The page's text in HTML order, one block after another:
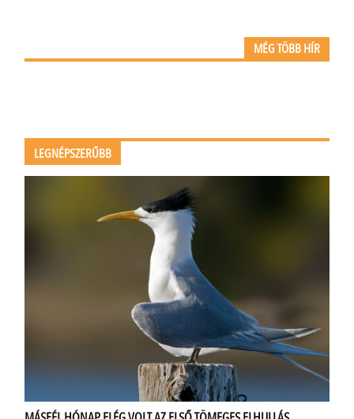
MÉG TÖBB HÍR
LEGNÉPSZERŰBB